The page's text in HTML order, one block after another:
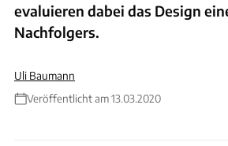
evaluieren dabei das Design
Nachfolgers.
Uli Baumann
Veröffentlicht am 13.03.2020